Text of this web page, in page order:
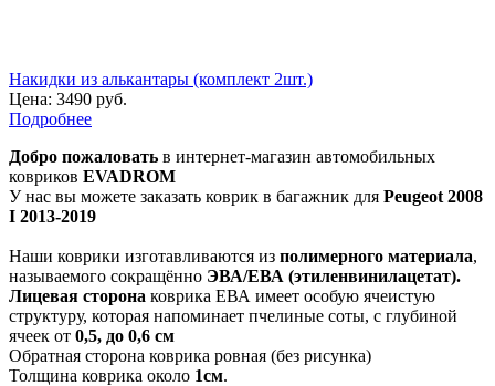
Накидки из алькантары (комплект 2шт.)
Цена: 3490 руб.
Подробнее
Добро пожаловать в интернет-магазин автомобильных
ковриков EVADROM
У нас вы можете заказать коврик в багажник для Peugeot 2008
I 2013-2019
Наши коврики изготавливаются из полимерного материала,
называемого сокращённо ЭВА/ЕВА (этиленвинилацетат).
Лицевая сторона коврика ЕВА имеет особую ячеистую
структуру, которая напоминает пчелиные соты, с глубиной
ячеек от 0,5, до 0,6 см
Обратная сторона коврика ровная (без рисунка)
Толщина коврика около 1см.